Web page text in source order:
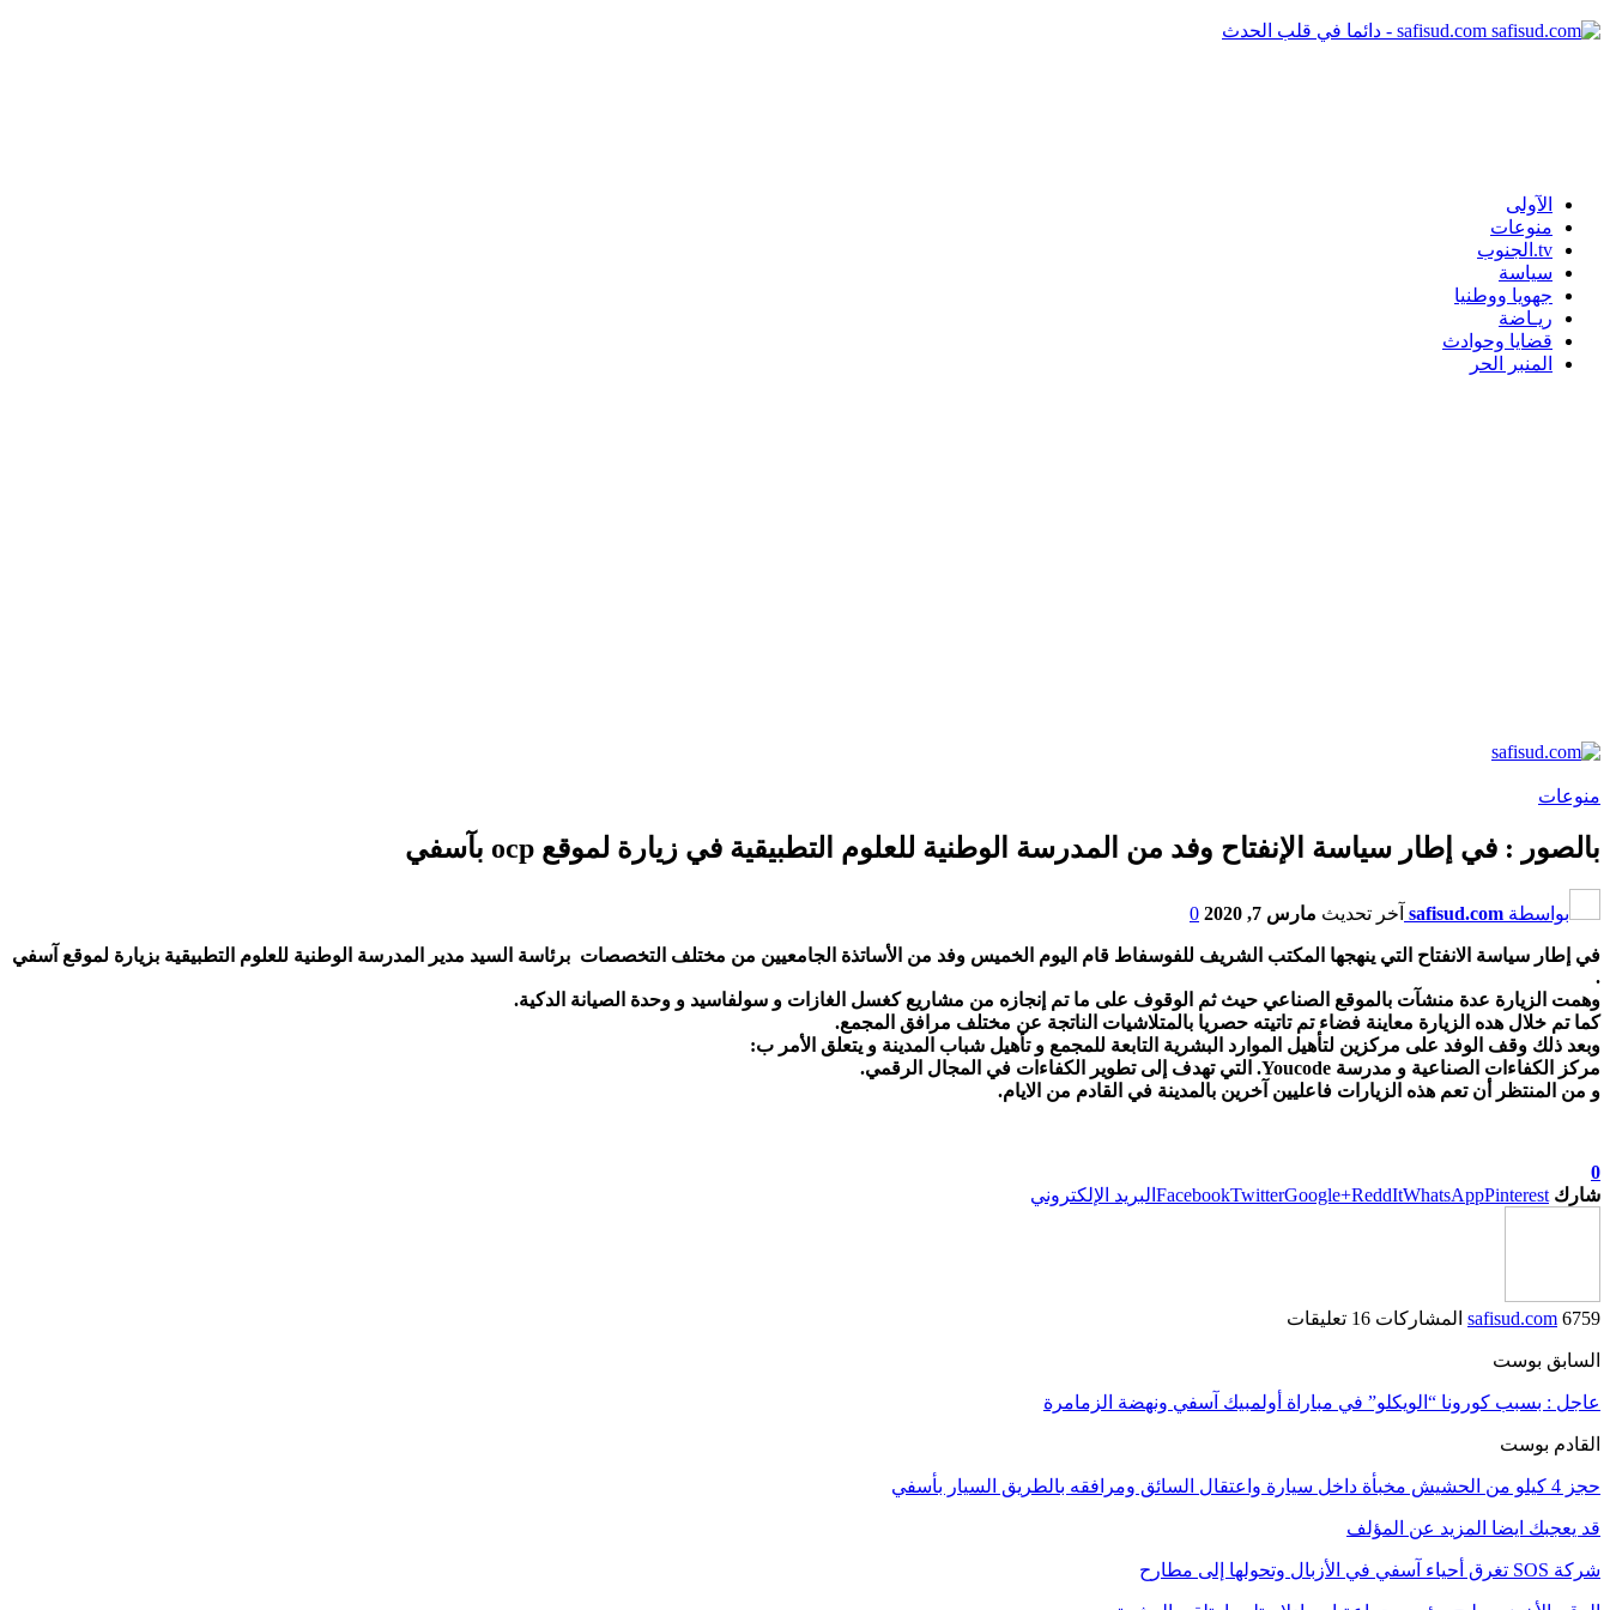
safisud.com - دائما في قلب الحدث
الآولى
منوعات
tv.الجنوب
سياسة
جهويا ووطنيا
ريـاضة
قضايا وحوادث
المنبر الحر
منوعات
بالصور : في إطار سياسة الإنفتاح وفد من المدرسة الوطنية للعلوم التطبيقية في زيارة لموقع ocp بآسفي
بواسطة safisud.com آخر تحديث مارس 7, 2020 0
في إطار سياسة الانفتاح التي ينهجها المكتب الشريف للفوسفاط قام اليوم الخميس وفد من الأساتذة الجامعيين من مختلف التخصصات برئاسة السيد مدير المدرسة الوطنية للعلوم التطبيقية بزيارة لموقع آسفي
.
وهمت الزيارة عدة منشآت بالموقع الصناعي حيث ثم الوقوف على ما تم إنجازه من مشاريع كغسل الغازات و سولفاسيد و وحدة الصيانة الدكية.
كما تم خلال هده الزيارة معاينة فضاء تم تاتيته حصريا بالمتلاشيات الناتجة عن مختلف مرافق المجمع.
وبعد ذلك وقف الوفد على مركزين لتأهيل الموارد البشرية التابعة للمجمع و تأهيل شباب المدينة و يتعلق الأمر ب:
مركز الكفاءات الصناعية و مدرسة Youcode. التي تهدف إلى تطوير الكفاءات في المجال الرقمي.
و من المنتظر أن تعم هذه الزيارات فاعليين آخرين بالمدينة في القادم من الايام.
0
شارك
FacebookTwitterGoogle+ReddItWhatsAppPinterest البريد الإلكتروني
safisud.com 6759 المشاركات 16 تعليقات
السابق بوست
عاجل : بسبب كورونا “الويكلو” في مباراة أولمبيك آسفي ونهضة الزمامرة
القادم بوست
حجز 4 كيلو من الحشيش مخبأة داخل سيارة واعتقال السائق ومرافقه بالطريق السيار بأسفي
قد يعجبك ايضا المزيد عن المؤلف
شركة SOS تغرق أحياء آسفي في الأزبال وتحولها إلى مطارح